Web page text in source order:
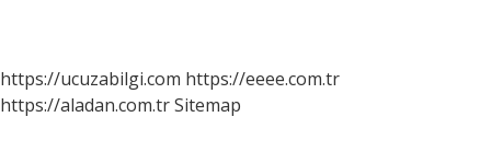
https://ucuzabilgi.com https://eeee.com.tr
https://aladan.com.trSitemap